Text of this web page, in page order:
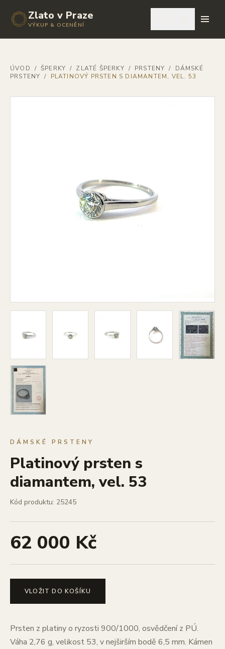
Zlato v Praze
VÝKUP & OCENĚNÍ
ÚVOD / ŠPERKY / ZLATÉ ŠPERKY / PRSTENY /
DÁMSKÉ
PRSTENY / PLATINOVÝ PRSTEN S DIAMANTEM, VEL. 53
DÁMSKÉ PRSTENY
Platinový prsten s
diamantem, vel. 53
Kód produktu: 25245
62 000 Kč
VLOŽIT DO KOŠÍKU
Prsten z platiny o ryzosti 900/1000, osvědčení z PÚ.
Váha 2,76 g, velikost 53, v nejširším bodě 6,5 mm. Kámen